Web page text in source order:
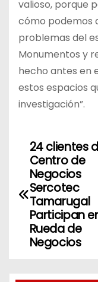
valioso, porque
cómo podemos
problemas del
Monumentos y
hecho antes en
estos espacios
investigación”.
N
v
a
24 clientes
Centro de
Negocios
Sercotec
Tamarugal
Participan
Rueda de
Negocios